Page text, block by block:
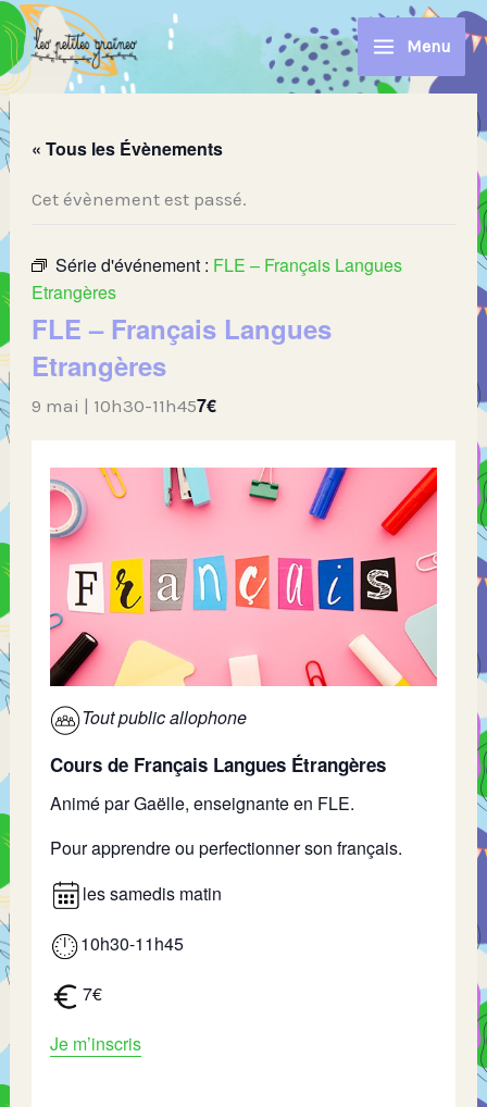
Aller
au
contenu
Menu
« Tous les Évènements
Cet évènement est passé.
Série d'événement : FLE – Français Langues
Etrangères
FLE – Français Langues
Etrangères
9 mai | 10h30-11h457€
Tout public allophone
Cours de Français Langues Étrangères
Animé par Gaëlle, enseignante en FLE.
Pour apprendre ou perfectionner son français.
les samedis matin
10h30-11h45
7€
Je m’inscris